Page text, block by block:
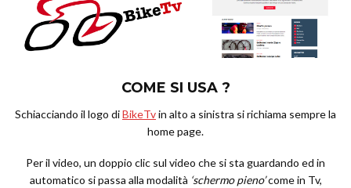
COME SI USA ?
Schiacciando il logo diBikeTvin alto a sinistra si richiama sempre la
home page.
Per il video, un doppio clic sul video che si sta guardando ed in
automatico si passa alla modalità ‘schermo pieno’come in Tv,